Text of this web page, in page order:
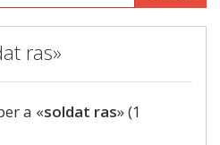
ras»
a «soldat ras» (1